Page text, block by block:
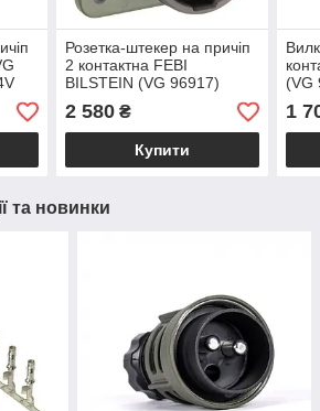
Розетка-штекер на причіп
2 контактна FEBI
BILSTEIN (VG 96917)
NATO 2 PIN
2 580₴
Купити
(VG
1
та новинки